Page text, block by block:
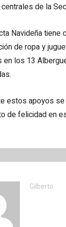
de la
Navideña
de ropa y
en los 13
estos apoyos
de felicidad en
Gilberto